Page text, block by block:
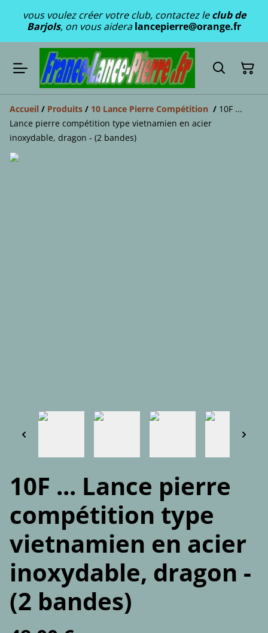
vous voulez créer votre club, contactez leclub de
Barjols, on vous aideralancepierre@orange.fr
Accueil / Produits / 10 Lance Pierre Compétition / 10F ...
Lance pierre compétition type vietnamien en acier
inoxydable, dragon - (2 bandes)
10F ... Lance pierre
compétition type
vietnamien en acier
inoxydable, dragon -
(2 bandes)